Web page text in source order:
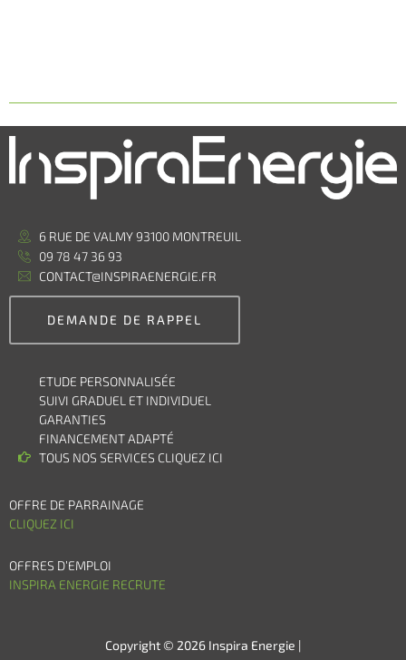
6 RUE DE VALMY 93100 MONTREUIL
09 78 47 36 93
CONTACT@INSPIRAENERGIE.FR
DEMANDE DE RAPPEL
ETUDE PERSONNALISÉE
SUIVI GRADUEL ET INDIVIDUEL
GARANTIES
FINANCEMENT ADAPTÉ
TOUS NOS SERVICES CLIQUEZ ICI
OFFRE DE PARRAINAGE
CLIQUEZ ICI
OFFRES D’EMPLOI
INSPIRA ENERGIE RECRUTE
Copyright © 2026 Inspira Energie |